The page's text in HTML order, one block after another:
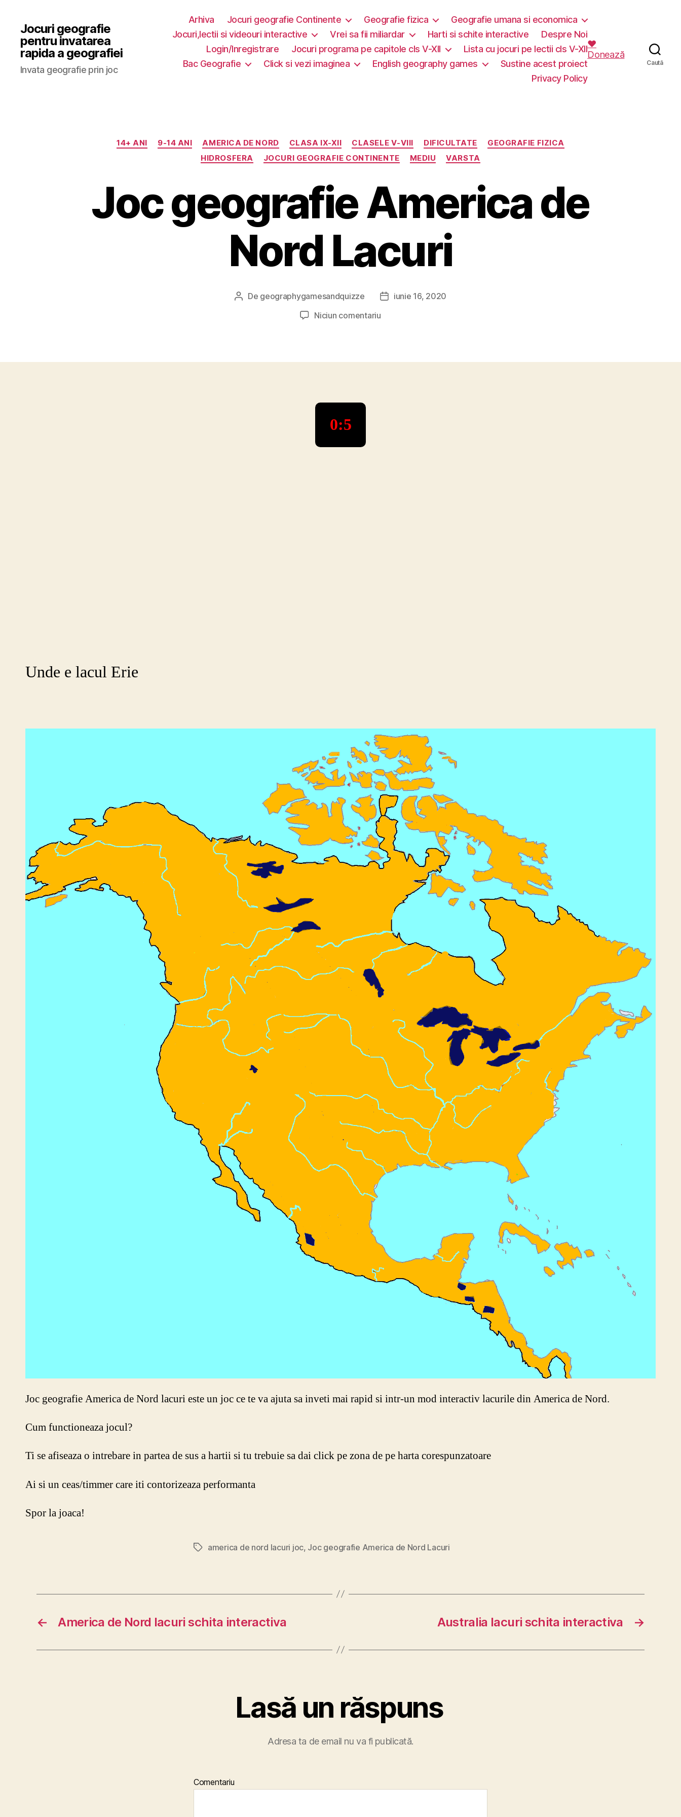
Jocuri geografie
pentru invatarea
rapida a geografiei
Invata geografie prin joc
Arhiva Jocuri geografie Continente Geografie fizica
Geografie umana si economica
Jocuri,lectii si videouri interactive
Vrei sa fii miliardar Harti si schite interactive
Despre Noi
Login/Inregistrare
Jocuri programa pe capitole cls V-XII
Lista cu jocuri pe lectii cls V-XII
Bac Geografie
Click si vezi imaginea English geography games
Sustine acest proiect
Privacy Policy
❤️
Donează
Caută
Categorii
14+ ANI 9-14 ANI AMERICA DE NORD CLASA IX-XII CLASELE V-VIII DIFICULTATE
GEOGRAFIE FIZICA
HIDROSFERA
JOCURI GEOGRAFIE CONTINENTE MEDIU VARSTA
Joc geografie America de
Nord Lacuri
Autor
De geographygamesandquizze
Datăiunie 16, 2020
Niciun comentariula
de
0:6
Unde e lacul Erie
Joc geografie America de Nord lacuri este un joc ce te va ajuta sa inveti mai rapid si intr-un mod interactiv lacurile din America de Nord.
Cum functioneaza jocul?
Ti se afiseaza o intrebare in partea de sus a hartii si tu trebuie sa dai click pe zona de pe harta corespunzatoare
Ai si un ceas/timmer care iti contorizeaza performanta
Spor la joaca!
Eticheteamerica de nord lacuri joc, Joc geografie America de Nord Lacuri
← America de Nord lacuri schita interactiva →
Australia lacuri schita interactiva
Lasă un răspuns
Adresa ta de email nu va fi publicată.
Comentariu